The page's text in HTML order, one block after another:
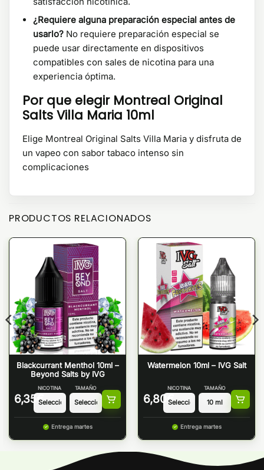
¿Requiere alguna preparación especial antes de
usarlo? No requiere preparación especial se
puede usar directamente en dispositivos
compatibles con sales de nicotina para una
experiencia óptima.
Por que elegir Montreal Original
Salts Villa Maria 10ml
Elige Montreal Original Salts Villa Maria y disfruta de
un vapeo con sabor tabaco intenso sin
complicaciones
PRODUCTOS RELACIONADOS
Blackcurrant Menthol 10ml –
Beyond Salts by IVG
6,35 €
NICOTINA TAMAÑO
Entrega martes
Watermelon 10ml – IVG Salt
6,80 €
NICOTINA TAMAÑO
Entrega martes